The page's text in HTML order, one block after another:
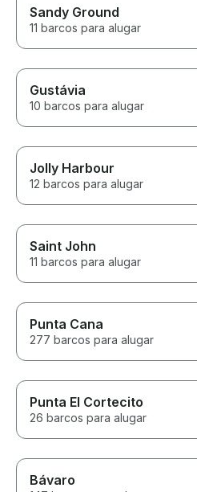
Sandy Ground
11 barcos para alugar
Gustávia
10 barcos para alugar
Jolly Harbour
12 barcos para alugar
Saint John
11 barcos para alugar
Punta Cana
277 barcos para alugar
Punta El Cortecito
26 barcos para alugar
Bávaro